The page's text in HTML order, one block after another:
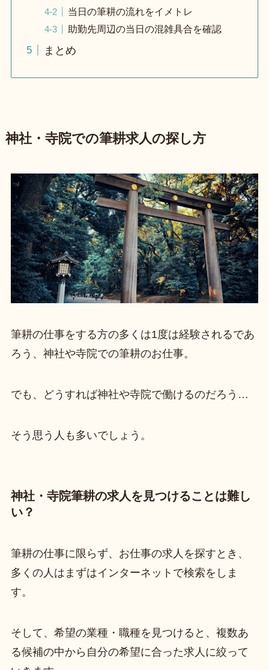
当日の筆耕の流れをイメトレ
助勤先周辺の当日の混雑具合を確認
まとめ
神社・寺院での筆耕求人の探し方
筆耕の仕事をする方の多くは1度は経験されるであ
ろう、神社や寺院での筆耕のお仕事。
でも、どうすれば神社や寺院で働けるのだろう…
そう思う人も多いでしょう。
神社・寺院筆耕の求人を見つけることは難し
い？
筆耕の仕事に限らず、お仕事の求人を探すとき、
多くの人はまずはインターネットで検索をしま
す。
そして、希望の業種・職種を見つけると、複数あ
る候補の中から自分の希望に合った求人に絞って